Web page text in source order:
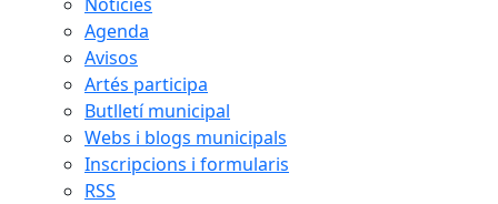
Agenda
Avisos
Artés participa
Butlletí municipal
Webs i blogs municipals
Inscripcions i formularis
RSS